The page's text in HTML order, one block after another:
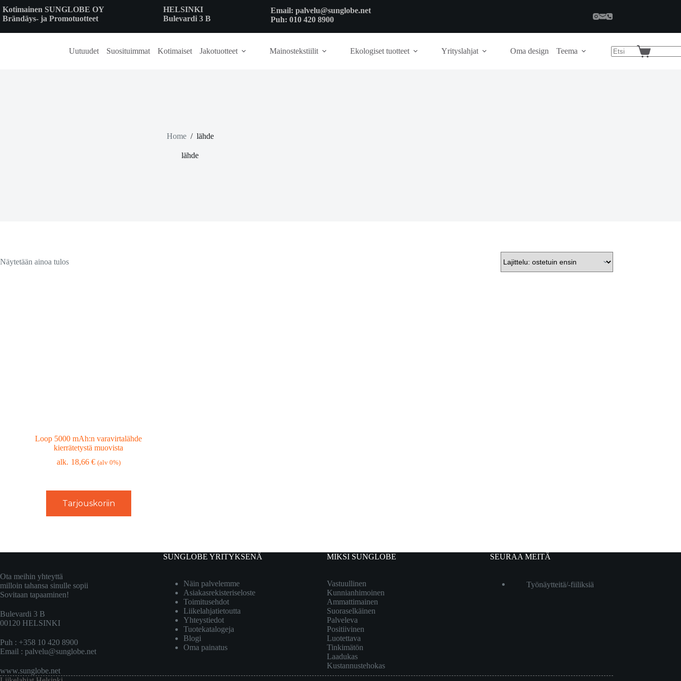
to
content
Kotimainen SUNGLOBE OY
Brändäys- ja Promotuotteet
HELSINKI
Bulevardi 3 B
Email: palvelu@sunglobe.net
Puh: 010 420 8900
Uutuudet Suosituimmat Kotimaiset Jakotuotteet Mainostekstiilit Ekologiset tuotteet Yrityslahjat Oma design Teema
Shopping
Home / lähde
lähde
Näytetään ainoa tulos
Loop 5000 mAh:n varavirtalähde
kierrätetystä muovista
18,66 € (alv 0%)
Tarjouskoriin
Ota meihin yhteyttä
milloin tahansa sinulle sopii
Sovitaan tapaaminen!
Bulevardi 3 B
00120 HELSINKI
Puh : +358 10 420 8900
Email : palvelu@sunglobe.net
www.sunglobe.net
SUNGLOBE YRITYKSENÄ
Näin palvelemme
Asiakasrekisteriseloste
Toimitusehdot
Liikelahjatietoutta
Yhteystiedot
Tuotekatalogeja
Blogi
Oma painatus
MIKSI SUNGLOBE
Vastuullinen
Kunnianhimoinen
Ammattimainen
Suoraselkäinen
Palveleva
Positiivinen
Luotettava
Tinkimätön
Laadukas
Kustannustehokas
SEURAA MEITÄ
Työnäytteitä/-fiiliksiä